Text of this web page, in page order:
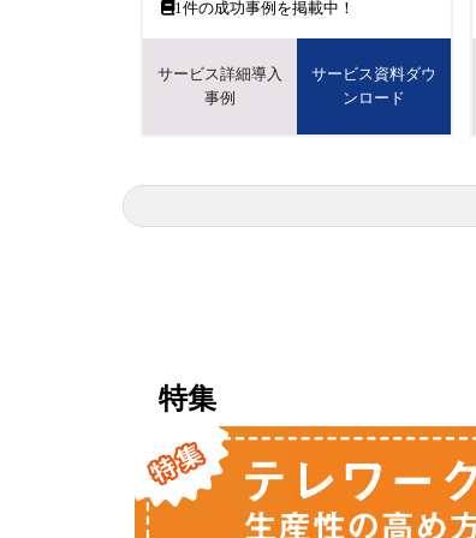
1件の成功事例を掲載中！
サービス詳細導入
事例
サービス資料ダウ
ンロード
特集